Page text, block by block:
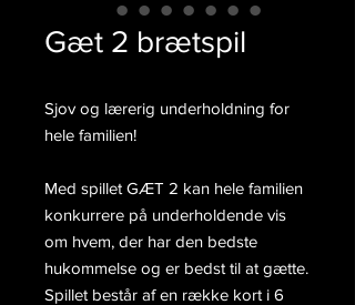
Gæt 2 brætspil
Sjov og lærerig underholdning for
hele familien!
Med spillet GÆT 2 kan hele familien
konkurrere på underholdende vis
om hvem, der har den bedste
hukommelse og er bedst til at gætte.
Spillet består af en række kort i 6